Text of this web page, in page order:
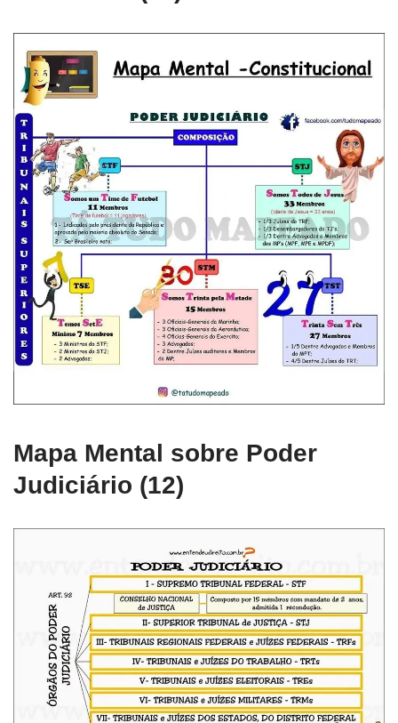
Mapa Mental sobre Poder
Judiciário (12)